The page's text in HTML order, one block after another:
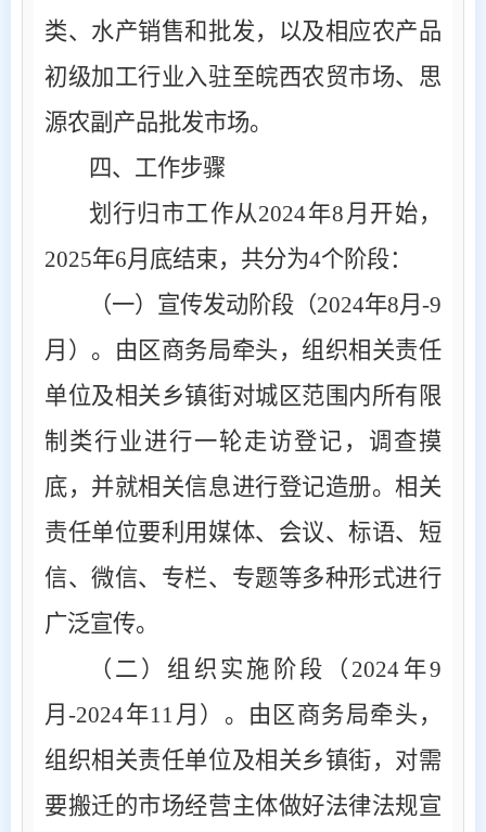
类、水产销售和批发，以及相应农产品
初级加工行业入驻至皖西农贸市场、思
源农副产品批发市场。
四、工作步骤
划行归市工作从2024年8 月开始，
2025年6月底结束，共分为4个阶段：
（一）宣传发动阶段（2024年8月-9
月）。 由区商务局牵头，组织相关责任
单位及相关乡镇街对城区范围内所有限
制类行业进行一轮走访登记，调查摸
底，并就相关信息进行登记造册。相关
责任单位要利用媒体、会议、标语、短
信、微信、专栏、专题等多种形式进行
广泛宣传。
（二）组织实施阶段（ 2024 年9
月-2024年11 月）。 由区商务局牵头，
组织相关责任单位及相关乡镇街，对需
要搬迁的市场经营主体做好法律法规宣